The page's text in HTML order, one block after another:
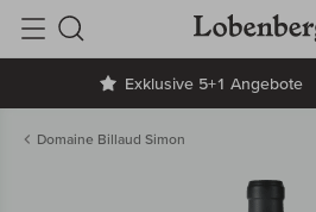
Exklusive 5+1 Angebote
Suche
Domaine Billaud Simon